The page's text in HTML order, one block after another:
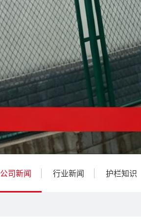
公司新闻 行业新闻 护栏知识